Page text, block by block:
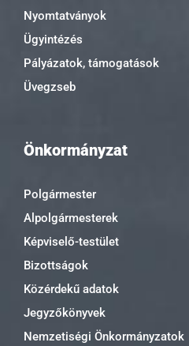
Nyomtatványok
Ügyintézés
Pályázatok, támogatások
Üvegzseb
Önkormányzat
Polgármester
Alpolgármesterek
Képviselő-testület
Bizottságok
Közérdekű adatok
Jegyzőkönyvek
Nemzetiségi Önkormányzatok